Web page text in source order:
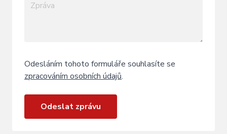
Odesláním tohoto formuláře souhlasíte se
zpracováním osobních údajů.
Odeslat zprávu